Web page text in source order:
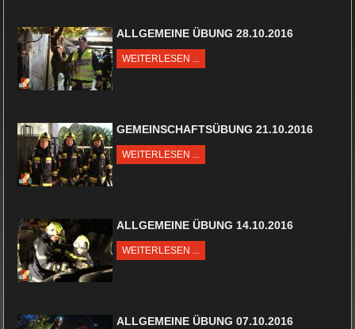
ALLGEMEINE ÜBUNG 28.10.2016
WEITERLESEN ...
GEMEINSCHAFTSÜBUNG 21.10.2016
WEITERLESEN ...
ALLGEMEINE ÜBUNG 14.10.2016
WEITERLESEN ...
ALLGEMEINE ÜBUNG 07.10.2016